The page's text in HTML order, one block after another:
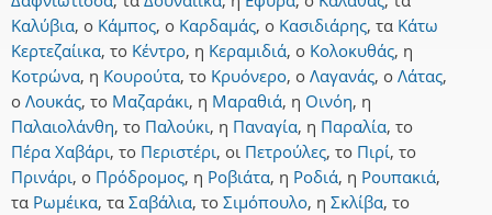
Καλύβια, ο Κάμπος, ο Καρδαμάς, ο Κασιδιάρης, τα Κάτω
Κερτεζαίικα, το Κέντρο, η Κεραμιδιά, ο Κολοκυθάς, η
Κοτρώνα, η Κουρούτα, το Κρυόνερο, ο Λαγανάς, ο Λάτας,
ο Λουκάς, το Μαζαράκι, η Μαραθιά, η Οινόη, η
Παλαιολάνθη, το Παλούκι, η Παναγία, η Παραλία, το
Πέρα Χαβάρι, το Περιστέρι, οι Πετρούλες, το Πιρί, το
Πρινάρι, ο Πρόδρομος, η Ροβιάτα, η Ροδιά, η Ρουπακιά,
τα Ρωμέικα, τα Σαβάλια, το Σιμόπουλο, η Σκλίβα, το